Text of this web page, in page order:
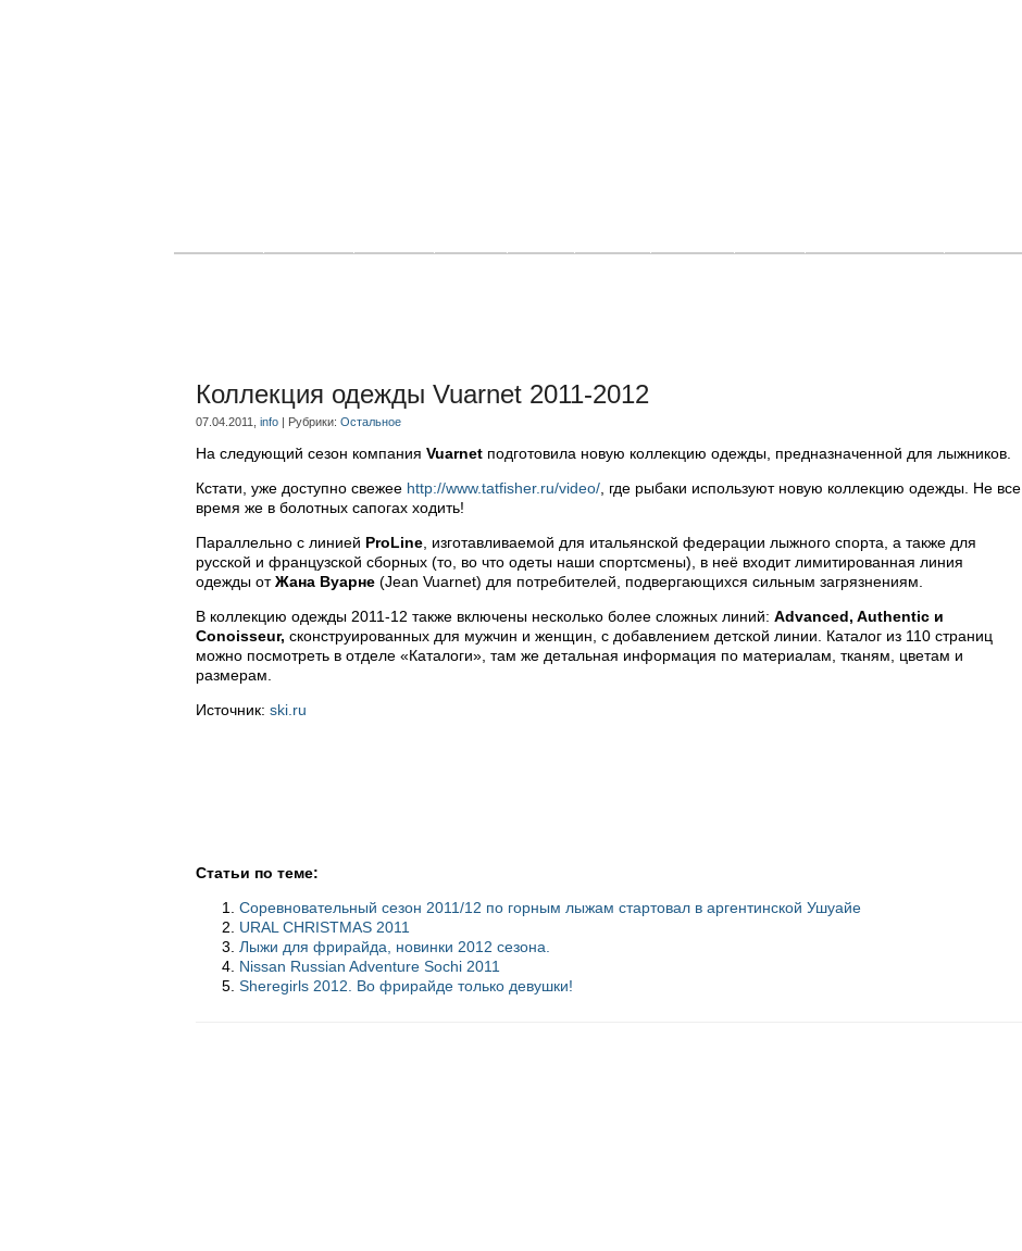
Коллекция одежды Vuarnet 2011-2012
07.04.2011, info | Рубрики: Остальное
На следующий сезон компания Vuarnet подготовила новую коллекцию одежды, предназначенной для лыжников.
Кстати, уже доступно свежее http://www.tatfisher.ru/video/ , где рыбаки используют новую коллекцию одежды. Не все
время же в болотных сапогах ходить!
Параллельно с линией ProLine , изготавливаемой для итальянской федерации лыжного спорта, а также для
русской и французской сборных (то, во что одеты наши спортсмены), в неё входит лимитированная линия
одежды отЖана Вуарне (Jean Vuarnet) для потребителей, подвергающихся сильным загрязнениям.
В коллекцию одежды 2011-12 также включены несколько более сложных линий: Advanced, Authentic и
Conoisseur, сконструированных для мужчин и женщин, с добавлением детской линии. Каталог из 110 страниц
можно посмотреть в отделе «Каталоги», там же детальная информация по материалам, тканям, цветам и
размерам.
Источник: ski.ru
Статьи по теме:
Соревновательный сезон 2011/12 по горным лыжам стартовал в аргентинской Ушуайе
URAL CHRISTMAS 2011
Лыжи для фрирайда, новинки 2012 сезона.
Nissan Russian Adventure Sochi 2011
Sheregirls 2012. Во фрирайде только девушки!